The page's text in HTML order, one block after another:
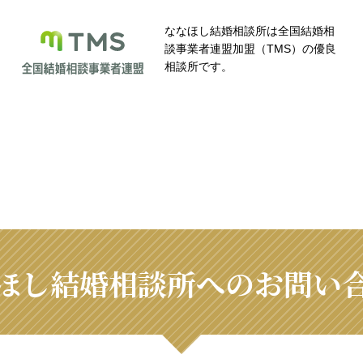
ななほし結婚相談所は全国結婚相
談事業者連盟加盟（TMS）の優良
相談所です。
し結婚相談所へのお問い